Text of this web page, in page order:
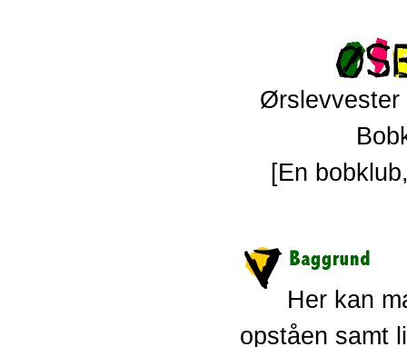
Ørslevvester
[En
Her kan
opståen samt